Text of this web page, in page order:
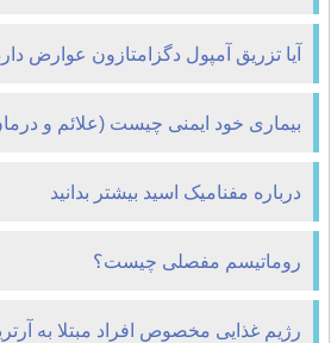
آیا تزریق آمپول دگزامتازون عوارض
بیماری خود ایمنی چیست (علائم و
درباره مفنامیک اسید بیشتر بدانید
روماتیسم مفصلی چیست؟
رژیم غذایی مخصوص افراد مبتلا به